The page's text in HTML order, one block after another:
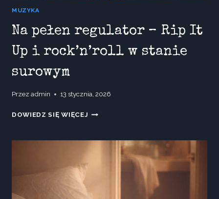
MUZYKA
Na pełen regulator – Rip It
Up i rock’n’roll w stanie
surowym
Przez admin 13 stycznia, 2026
DOWIEDZ SIĘ WIĘCEJ NA
–
ROCK’N’ROLL